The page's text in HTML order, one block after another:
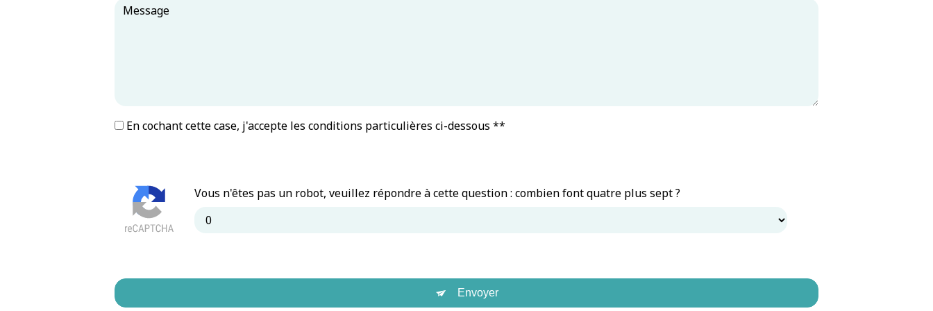
En cochant cette case, j'accepte les conditions particulières ci-dessous **
Vous n'êtes pas un robot, veuillez répondre à cette question : combien font quatre plus sept ?
Envoyer